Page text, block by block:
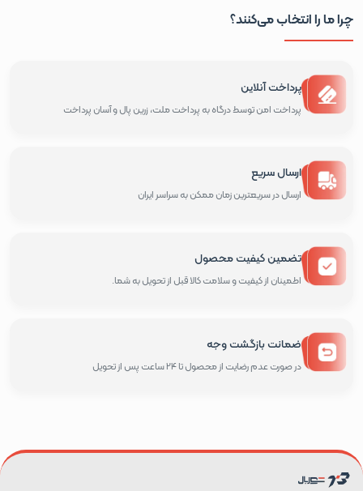
چرا ما را انتخاب می‌کنند؟
پرداخت آنلاین
پرداخت امن توسط درگاه به پرداخت ملت، زرین پال و آسان پرداخت
ارسال سریع
ارسال در سریعترین زمان ممکن به سراسر ایران
تضمین کیفیت محصول
اطمینان از کیفیت و سلامت کالا قبل از تحویل به شما.
ضمانت بازگشت وجه
در صورت عدم رضایت از محصول تا 24 ساعت پس از تحویل